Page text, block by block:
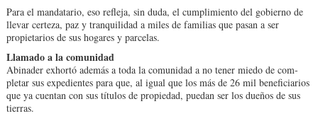
Para el mandatario, eso refleja, sin duda, el cum­plimiento del gobier­no de
llevar certeza, paz y tranquilidad a mi­les de familias que pa­san a ser
propietarios de sus hogares y parcelas.
Llamado a la comunidad
Abinader exhortó ade­más a toda la comunidad a no tener miedo de com­
pletar sus expedientes pa­ra que, al igual que los más de 26 mil beneficiarios
que ya cuentan con sus títulos de propiedad, puedan ser los dueños de sus
tierras.